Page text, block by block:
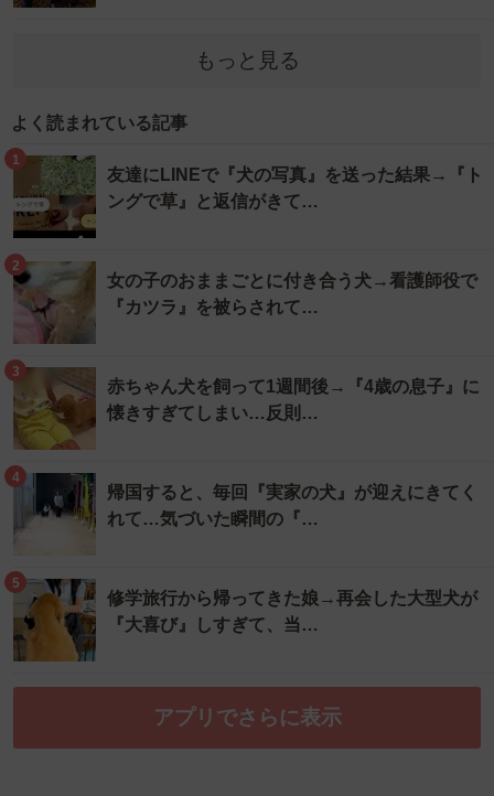
もっと見る
よく読まれている記事
1
友達にLINEで『犬の写真』を送った結果→『ト
ングで草』と返信がきて…
2
女の子のおままごとに付き合う犬→看護師役で
『カツラ』を被らされて…
3
赤ちゃん犬を飼って1週間後→『4歳の息子』に
懐きすぎてしまい…反則…
4
帰国すると、毎回『実家の犬』が迎えにきてく
れて…気づいた瞬間の『…
5
修学旅行から帰ってきた娘→再会した大型犬が
『大喜び』しすぎて、当…
アプリでさらに表示